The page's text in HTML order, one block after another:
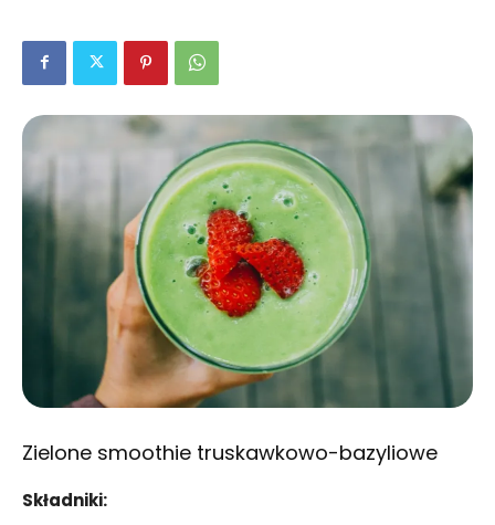
Zielone smoothie truskawkowo-bazyliowe
Składniki: